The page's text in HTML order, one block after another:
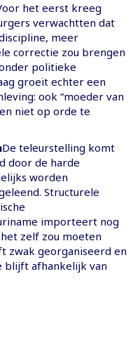
het eerst kreeg
verwachtten dat
meer
correctie zou brengen
politieke
groeit echter een
ook “moeder van
niet op orde te
De teleurstelling komt
door de harde
worden
Structurele
importeert nog
zelf zou moeten
zwak georganiseerd en
blijft afhankelijk van